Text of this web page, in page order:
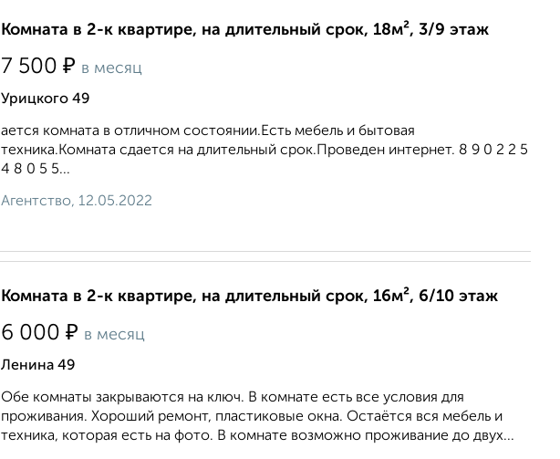
Комната в 2-к квартире, на длительный срок, 18м², 3/9 этаж
7 500 ₽ в месяц
Урицкого 49
ается комната в отличном состоянии.Есть мебель и бытовая
техника.Комната сдается на длительный срок.Проведен интернет. 8 9 0 2 2 5
4 8 0 5 5...
Агентство, 12.05.2022
Комната в 2-к квартире, на длительный срок, 16м², 6/10 этаж
6 000 ₽ в месяц
Ленина 49
Обе комнаты закрываются на ключ. В комнате есть все условия для
проживания. Хороший ремонт, пластиковые окна. Остаётся вся мебель и
техника, которая есть на фото. В комнате возможно проживание до двух...